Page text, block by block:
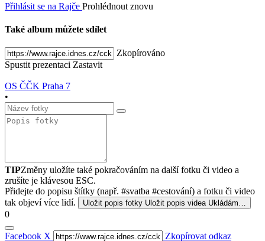
Přihlásit se na Rajče Prohlédnout znovu
Také album můžete sdílet
Zkopírováno
Spustit prezentaci Zastavit
OS ČČK Praha 7
•
TIPZměny uložíte také pokračováním na další fotku či video a
zrušíte je klávesou ESC.
Přidejte do popisu štítky (např. #svatba #cestování) a fotku či video
tak objeví více lidí.
Uložit popis fotky Uložit popis videa Ukládám…
0
Facebook X Zkopírovat odkaz